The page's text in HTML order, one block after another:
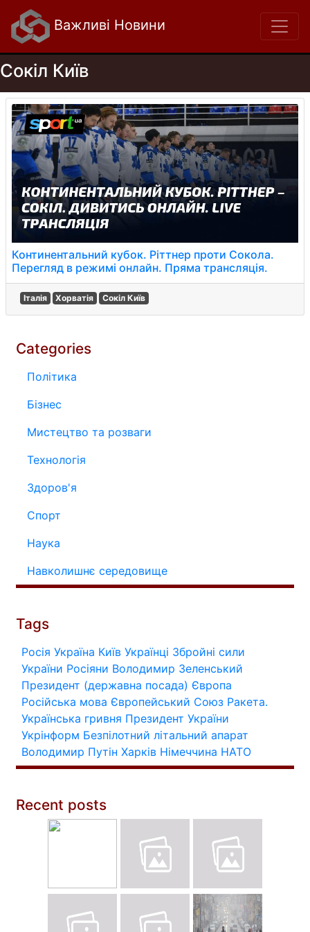
Важливі Новини
Сокіл Київ
Континентальний кубок. Ріттнер проти Сокола.
Перегляд в режимі онлайн. Пряма трансляція.
Італія Хорватія Сокіл Київ
Categories
Політика
Бізнес
Мистецтво та розваги
Технологія
Здоров'я
Спорт
Наука
Навколишнє середовище
Tags
Росія Україна Київ Українці Збройні сили
України Росіяни Володимир Зеленський
Президент (державна посада) Європа
Російська мова Європейський Союз Ракета.
Українська гривня Президент України
Укрінформ Безпілотний літальний апарат
Володимир Путін Харків Німеччина НАТО
Recent posts